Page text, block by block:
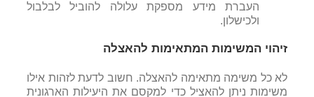
העברת מידע מספקת עלולה להוביל לבלבול
ולכישלון.
זיהוי המשימות המתאימות להאצלה
לא כל משימה מתאימה להאצלה. חשוב לדעת לזהות אילו
משימות ניתן להאציל כדי למקסם את היעילות הארגונית